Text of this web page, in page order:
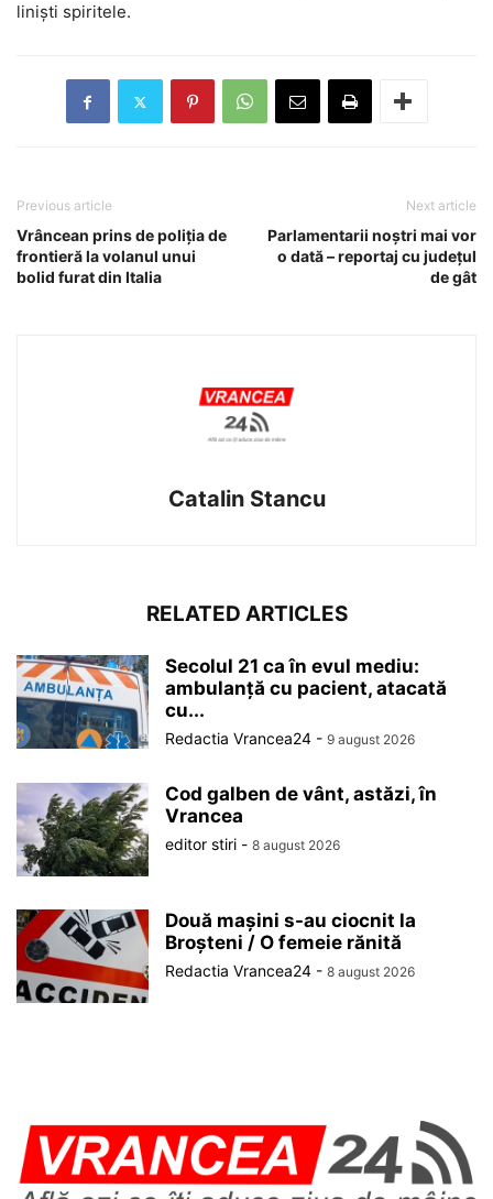
liniști spiritele.
Previous article
Vrâncean prins de poliția de
frontieră la volanul unui
bolid furat din Italia
Next article
Parlamentarii noştri mai vor
o dată – reportaj cu judeţul
de gât
Catalin Stancu
RELATED ARTICLES
Secolul 21 ca în evul mediu:
ambulanță cu pacient, atacată
cu...
Redactia Vrancea24 - 9 august 2026
Cod galben de vânt, astăzi, în
Vrancea
editor stiri - 8 august 2026
Două mașini s-au ciocnit la
Broșteni / O femeie rănită
Redactia Vrancea24 - 8 august 2026